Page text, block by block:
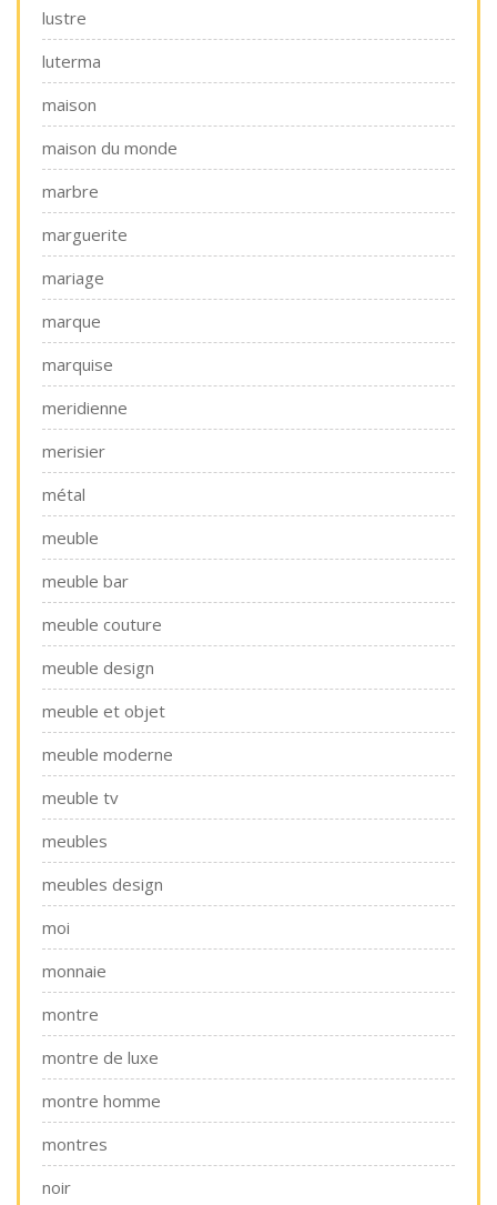
lustre
luterma
maison
maison du monde
marbre
marguerite
mariage
marque
marquise
meridienne
merisier
métal
meuble
meuble bar
meuble couture
meuble design
meuble et objet
meuble moderne
meuble tv
meubles
meubles design
moi
monnaie
montre
montre de luxe
montre homme
montres
noir